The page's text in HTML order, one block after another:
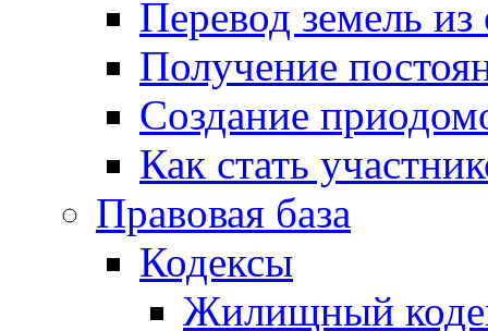
Перевод земель
Получение
Создание
Как стать
Правовая база
Кодексы
Жилищный